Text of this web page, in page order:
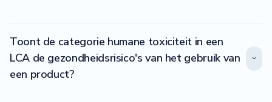
Toont de categorie humane toxiciteit in een
LCA de gezondheidsrisico's van het gebruik van
een product?